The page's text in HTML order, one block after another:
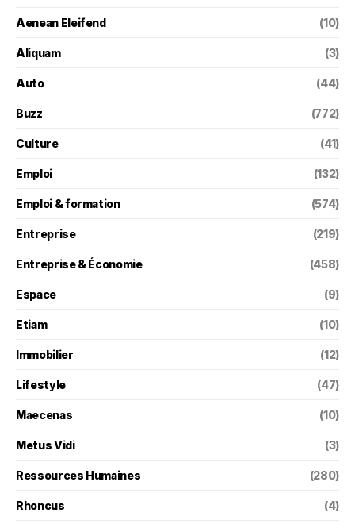
Aenean Eleifend (10)
Aliquam (3)
Auto (44)
Buzz (772)
Culture (41)
Emploi (132)
Emploi & formation (574)
Entreprise (219)
Entreprise & Économie (458)
Espace (9)
Etiam (10)
Immobilier (12)
Lifestyle (47)
Maecenas (10)
Metus Vidi (3)
Ressources Humaines (280)
Rhoncus (4)